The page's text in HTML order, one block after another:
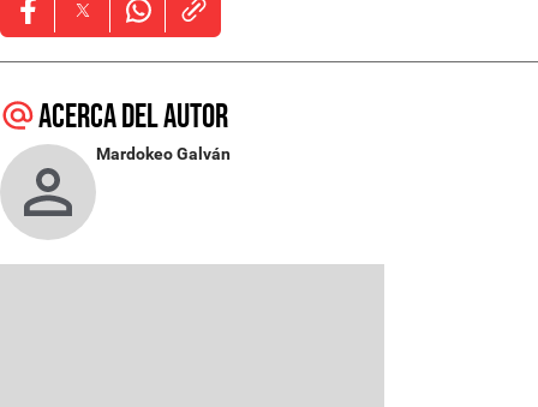
Opens in new window
Opens in new window
Opens in new window
Acerca del autor
Mardokeo Galván